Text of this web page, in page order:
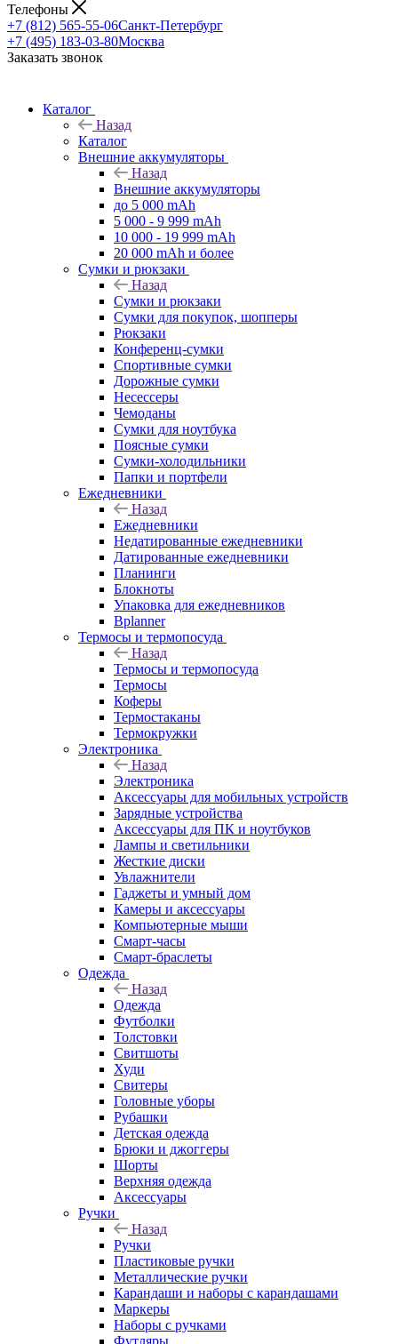
Телефоны
+7 (812) 565-55-06Санкт-Петербург
+7 (495) 183-03-80Москва
Заказать звонок
Каталог
Назад
Каталог
Внешние аккумуляторы
Назад
Внешние аккумуляторы
до 5 000 mAh
5 000 - 9 999 mAh
10 000 - 19 999 mAh
20 000 mAh и более
Сумки и рюкзаки
Назад
Сумки и рюкзаки
Сумки для покупок, шопперы
Рюкзаки
Конференц-сумки
Спортивные сумки
Дорожные сумки
Несессеры
Чемоданы
Сумки для ноутбука
Поясные сумки
Сумки-холодильники
Папки и портфели
Ежедневники
Назад
Ежедневники
Недатированные ежедневники
Датированные ежедневники
Планинги
Блокноты
Упаковка для ежедневников
Bplanner
Термосы и термопосуда
Назад
Термосы и термопосуда
Термосы
Коферы
Термостаканы
Термокружки
Электроника
Назад
Электроника
Аксессуары для мобильных устройств
Зарядные устройства
Аксессуары для ПК и ноутбуков
Лампы и светильники
Жесткие диски
Увлажнители
Гаджеты и умный дом
Камеры и аксессуары
Компьютерные мыши
Смарт-часы
Смарт-браслеты
Одежда
Назад
Одежда
Футболки
Толстовки
Свитшоты
Худи
Свитеры
Головные уборы
Рубашки
Детская одежда
Брюки и джоггеры
Шорты
Верхняя одежда
Аксессуары
Ручки
Назад
Ручки
Пластиковые ручки
Металлические ручки
Карандаши и наборы с карандашами
Маркеры
Наборы с ручками
Футляры